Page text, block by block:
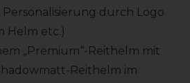
durch Logo
Helm etc.)
„Premium“-Reithelm mit
Reithelm im